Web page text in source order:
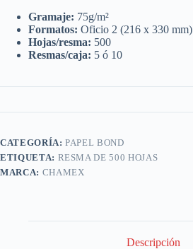
Gramaje: 75g/m²
Formatos: Oficio 2 (216 x 330
Hojas/resma: 500
Resmas/caja: 5 ó 10
CATEGORÍA:PAPEL BOND
ETIQUETA: RESMA DE 500 HOJAS
MARCA: CHAMEX
Descripción